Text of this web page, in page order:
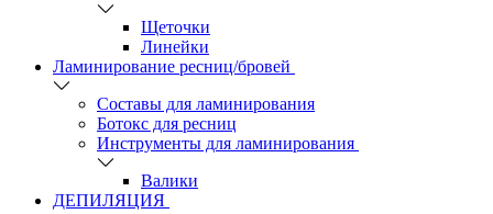
Щеточки
Линейки
Ламинирование ресниц/бровей
Составы для ламинирования
Ботокс для ресниц
Инструменты для ламинирования
Валики
ДЕПИЛЯЦИЯ